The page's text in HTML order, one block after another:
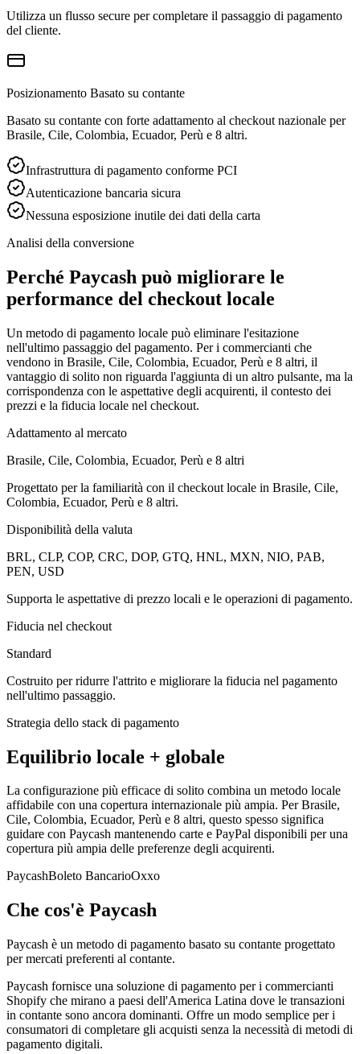
Utilizza un flusso secure per completare il passaggio di pagamento
del cliente.
Posizionamento Basato su contante
Basato su contante con forte adattamento al checkout nazionale per
Brasile, Cile, Colombia, Ecuador, Perù e 8 altri.
Infrastruttura di pagamento conforme PCI
Autenticazione bancaria sicura
Nessuna esposizione inutile dei dati della carta
Analisi della conversione
Perché Paycash può migliorare le
performance del checkout locale
Un metodo di pagamento locale può eliminare l'esitazione
nell'ultimo passaggio del pagamento. Per i commercianti che
vendono in Brasile, Cile, Colombia, Ecuador, Perù e 8 altri, il
vantaggio di solito non riguarda l'aggiunta di un altro pulsante, ma la
corrispondenza con le aspettative degli acquirenti, il contesto dei
prezzi e la fiducia locale nel checkout.
Adattamento al mercato
Brasile, Cile, Colombia, Ecuador, Perù e 8 altri
Progettato per la familiarità con il checkout locale in Brasile, Cile,
Colombia, Ecuador, Perù e 8 altri.
Disponibilità della valuta
BRL, CLP, COP, CRC, DOP, GTQ, HNL, MXN, NIO, PAB,
PEN, USD
Supporta le aspettative di prezzo locali e le operazioni di pagamento.
Fiducia nel checkout
Standard
Costruito per ridurre l'attrito e migliorare la fiducia nel pagamento
nell'ultimo passaggio.
Strategia dello stack di pagamento
Equilibrio locale + globale
La configurazione più efficace di solito combina un metodo locale
affidabile con una copertura internazionale più ampia. Per Brasile,
Cile, Colombia, Ecuador, Perù e 8 altri, questo spesso significa
guidare con Paycash mantenendo carte e PayPal disponibili per una
copertura più ampia delle preferenze degli acquirenti.
PaycashBoleto BancarioOxxo
Che cos'è Paycash
Paycash è un metodo di pagamento basato su contante progettato
per mercati preferenti al contante.
Paycash fornisce una soluzione di pagamento per i commercianti
Shopify che mirano a paesi dell'America Latina dove le transazioni
in contante sono ancora dominanti. Offre un modo semplice per i
consumatori di completare gli acquisti senza la necessità di metodi di
pagamento digitali.